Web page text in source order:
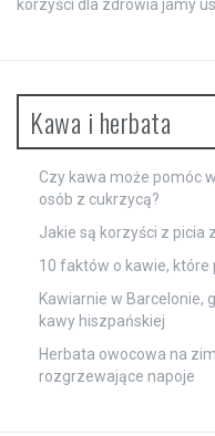
korzyści dla zdrowia jamy
Kawa i herbata
Czy kawa może pomóc
osób z cukrzycą?
Jakie są korzyści z picia
10 faktów o kawie, które
Kawiarnie w Barcelonie,
kawy hiszpańskiej
Herbata owocowa na
rozgrzewające napoje